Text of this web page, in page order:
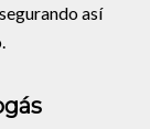
así